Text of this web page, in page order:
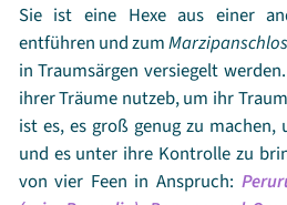
Sie ist eine Hexe aus einer
entführen und zum
in Traumsärgen versiegelt werden.
ihrer Träume nutzeb, um ihr
ist es, es groß genug zu machen,
und es unter ihre Kontrolle zu
von vier Feen in Anspruch: